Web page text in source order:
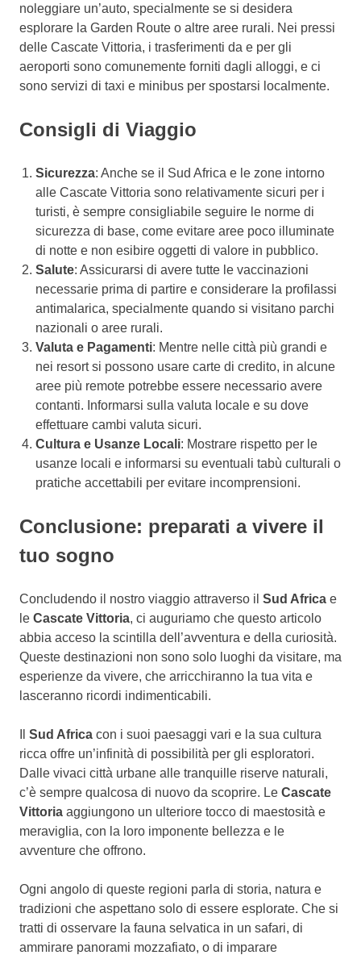
noleggiare un’auto, specialmente se si desidera
esplorare la Garden Route o altre aree rurali. Nei pressi
delle Cascate Vittoria, i trasferimenti da e per gli
aeroporti sono comunemente forniti dagli alloggi, e ci
sono servizi di taxi e minibus per spostarsi localmente.
Consigli di Viaggio
Sicurezza: Anche se il Sud Africa e le zone intorno
alle Cascate Vittoria sono relativamente sicuri per i
turisti, è sempre consigliabile seguire le norme di
sicurezza di base, come evitare aree poco illuminate
di notte e non esibire oggetti di valore in pubblico.
Salute: Assicurarsi di avere tutte le vaccinazioni
necessarie prima di partire e considerare la profilassi
antimalarica, specialmente quando si visitano parchi
nazionali o aree rurali.
Valuta e Pagamenti: Mentre nelle città più grandi e
nei resort si possono usare carte di credito, in alcune
aree più remote potrebbe essere necessario avere
contanti. Informarsi sulla valuta locale e su dove
effettuare cambi valuta sicuri.
Cultura e Usanze Locali: Mostrare rispetto per le
usanze locali e informarsi su eventuali tabù culturali o
pratiche accettabili per evitare incomprensioni.
Conclusione: preparati a vivere il
tuo sogno
Concludendo il nostro viaggio attraverso il Sud Africa e
le Cascate Vittoria, ci auguriamo che questo articolo
abbia acceso la scintilla dell’avventura e della curiosità.
Queste destinazioni non sono solo luoghi da visitare, ma
esperienze da vivere, che arricchiranno la tua vita e
lasceranno ricordi indimenticabili.
Sud Africa con i suoi paesaggi vari e la sua cultura
ricca offre un’infinità di possibilità per gli esploratori.
Dalle vivaci città urbane alle tranquille riserve naturali,
c’è sempre qualcosa di nuovo da scoprire. Le Cascate
Vittoria aggiungono un ulteriore tocco di maestosità e
meraviglia, con la loro imponente bellezza e le
avventure che offrono.
Ogni angolo di queste regioni parla di storia, natura e
tradizioni che aspettano solo di essere esplorate. Che si
tratti di osservare la fauna selvatica in un safari, di
ammirare panorami mozzafiato, o di imparare